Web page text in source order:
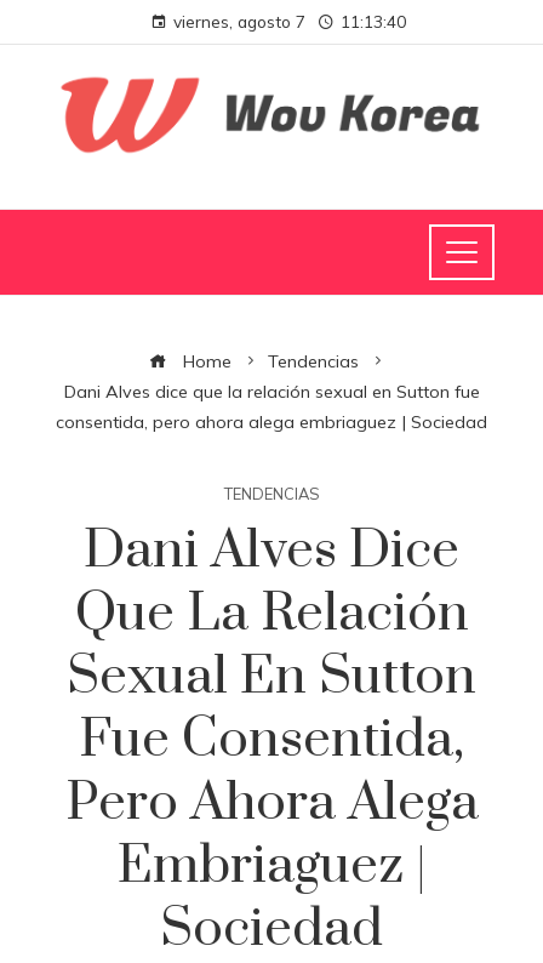
viernes, agosto 7 11:13:41
Home
Tendencias
Dani Alves dice que la relación sexual en Sutton fue
consentida, pero ahora alega embriaguez | Sociedad
TENDENCIAS
Dani Alves Dice
Que La Relación
Sexual En Sutton
Fue Consentida,
Pero Ahora Alega
Embriaguez |
Sociedad